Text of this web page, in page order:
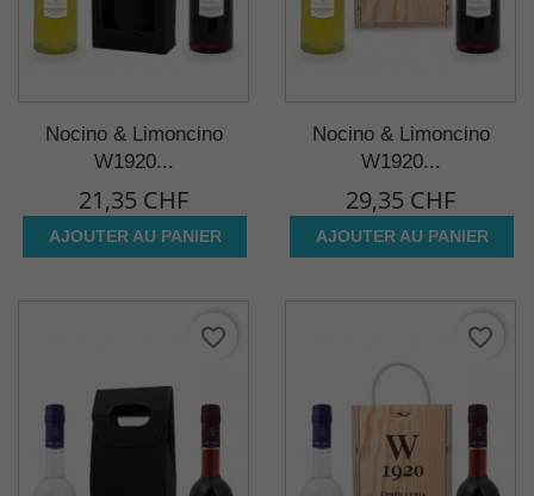
Nocino & Limoncino
W1920...
21,35 CHF
AJOUTER AU PANIER
Nocino & Limoncino
W1920...
29,35 CHF
AJOUTER AU PANIER
favorite_border favorite_border